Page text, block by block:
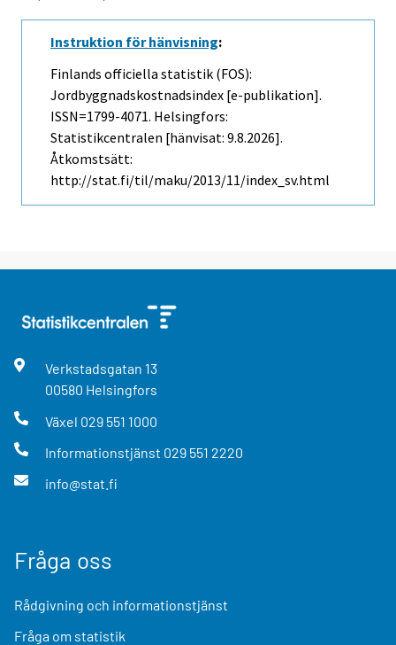
Instruktion för hänvisning:
Finlands officiella statistik (FOS):
Jordbyggnadskostnadsindex [e-publikation].
ISSN=1799-4071. Helsingfors:
Statistikcentralen [hänvisat: 9.8.2026].
Åtkomstsätt:
http://stat.fi/til/maku/2013/11/index_sv.html
Verkstadsgatan 13
00580 Helsingfors
Växel 029 551 1000
Informationstjänst 029 551 2220
info@stat.fi
Fråga oss
Rådgivning och informationstjänst
Fråga om statistik